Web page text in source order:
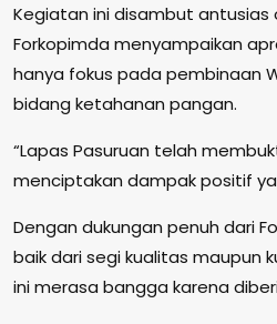
Kegiatan ini disambut antusias
Forkopimda menyampaikan
hanya fokus pada pembinaan
bidang ketahanan pangan.
“Lapas Pasuruan telah
menciptakan dampak positif
Dengan dukungan penuh dari
baik dari segi kualitas maupun
ini merasa bangga karena